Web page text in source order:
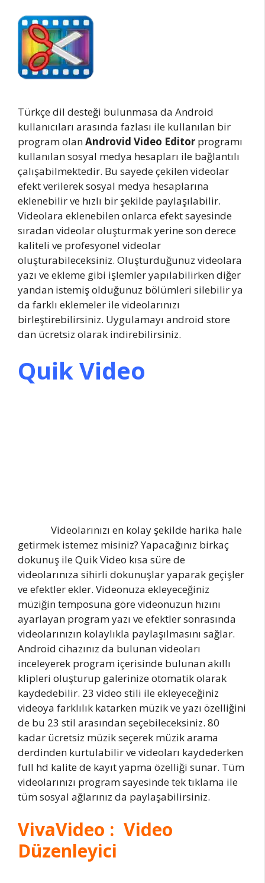
Türkçe dil desteği bulunmasa da Android
kullanıcıları arasında fazlası ile kullanılan bir
program olanAndrovid Video Editor programı
kullanılan sosyal medya hesapları ile bağlantılı
çalışabilmektedir. Bu sayede çekilen videolar
efekt verilerek sosyal medya hesaplarına
eklenebilir ve hızlı bir şekilde paylaşılabilir.
Videolara eklenebilen onlarca efekt sayesinde
sıradan videolar oluşturmak yerine son derece
kaliteli ve profesyonel videolar
oluşturabileceksiniz. Oluşturduğunuz videolara
yazı ve ekleme gibi işlemler yapılabilirken diğer
yandan istemiş olduğunuz bölümleri silebilir ya
da farklı eklemeler ile videolarınızı
birleştirebilirsiniz. Uygulamayı android store
dan ücretsiz olarak indirebilirsiniz.
Quik Video
Videolarınızı en kolay şekilde harika hale
getirmek istemez misiniz? Yapacağınız birkaç
dokunuş ile Quik Video kısa süre de
videolarınıza sihirli dokunuşlar yaparak geçişler
ve efektler ekler. Videonuza ekleyeceğiniz
müziğin temposuna göre videonuzun hızını
ayarlayan program yazı ve efektler sonrasında
videolarınızın kolaylıkla paylaşılmasını sağlar.
Android cihazınız da bulunan videoları
inceleyerek program içerisinde bulunan akıllı
klipleri oluşturup galerinize otomatik olarak
kaydedebilir. 23 video stili ile ekleyeceğiniz
videoya farklılık katarken müzik ve yazı özelliğini
de bu 23 stil arasından seçebileceksiniz. 80
kadar ücretsiz müzik seçerek müzik arama
derdinden kurtulabilir ve videoları kaydederken
full hd kalite de kayıt yapma özelliği sunar. Tüm
videolarınızı program sayesinde tek tıklama ile
tüm sosyal ağlarınız da paylaşabilirsiniz.
VivaVideo : Video
Düzenleyici